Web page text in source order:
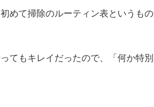
めて掃除のルーティン表というもの
てもキレイだったので、「何か特別